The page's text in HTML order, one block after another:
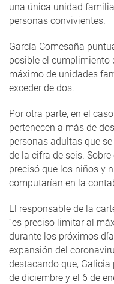
una única unidad
personas convivientes.
García Comesaña
posible el cumplimiento
máximo de unidades
exceder de dos.
Por otra parte, en el
pertenecen a más de
personas adultas que
de la cifra de seis.
precisó que los niños y
computarían en la
El responsable de la
“es preciso limitar al
durante los próximos
expansión del
destacando que, Galicia
de diciembre y el 6 de